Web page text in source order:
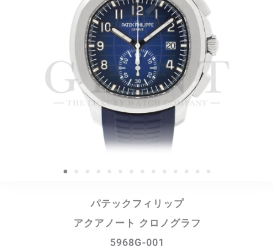
パテックフィリップ
アクアノート クロノグラフ
5968G-001